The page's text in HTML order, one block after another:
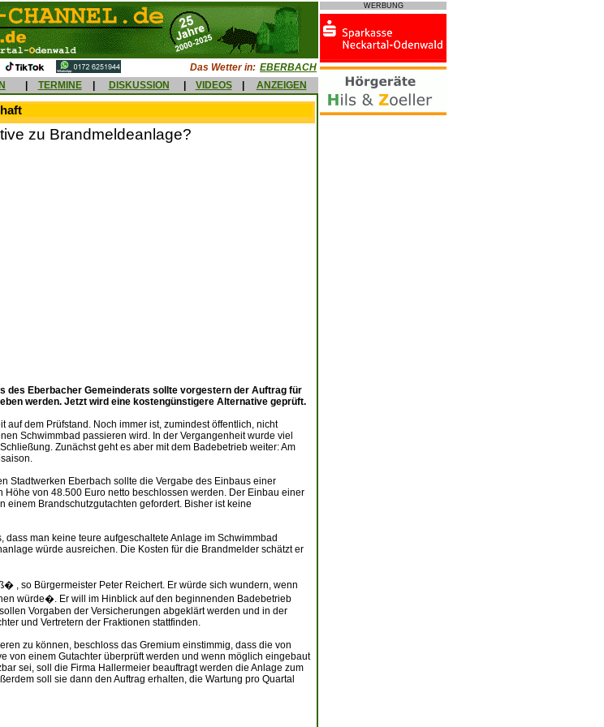
Das Wetter in: EBERBACH
TERMINE DISKUSSION VIDEOS ANZEIGEN
zu Brandmeldeanlage?
des Eberbacher Gemeinderats sollte vorgestern der Auftrag für
werden. Jetzt wird eine kostengünstigere Alternative geprüft.
auf dem Prüfstand. Noch immer ist, zumindest öffentlich, nicht
Schwimmbad passieren wird. In der Vergangenheit wurde viel
Zunächst geht es aber mit dem Badebetrieb weiter: Am
Stadtwerken Eberbach sollte die Vergabe des Einbaus einer
von 48.500 Euro netto beschlossen werden. Der Einbau einer
einem Brandschutzgutachten gefordert. Bisher ist keine
dass man keine teure aufgeschaltete Anlage im Schwimmbad
würde ausreichen. Die Kosten für die Brandmelder schätzt er
, so Bürgermeister Peter Reichert. Er würde sich wundern, wenn
würde�. Er will im Hinblick auf den beginnenden Badebetrieb
Vorgaben der Versicherungen abgeklärt werden und in der
und Vertretern der Fraktionen stattfinden.
zu können, beschloss das Gremium einstimmig, dass die von
von einem Gutachter überprüft werden und wenn möglich eingebaut
sei, soll die Firma Hallermeier beauftragt werden die Anlage zum
soll sie dann den Auftrag erhalten, die Wartung pro Quartal
WERBUNG